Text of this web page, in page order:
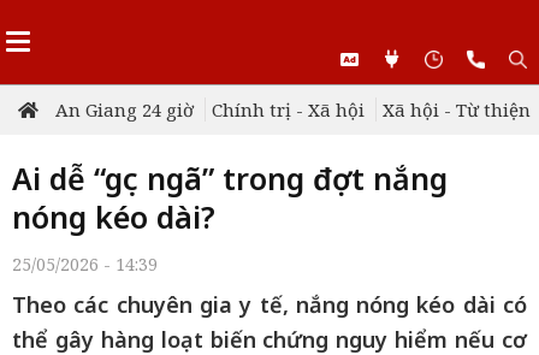
An Giang 24 giờ Chính trị - Xã hội Xã hội - Từ thiện
Ai dễ “gục ngã” trong đợt nắng
nóng kéo dài?
25/05/2026 - 14:39
Theo các chuyên gia y tế, nắng nóng kéo dài có
thể gây hàng loạt biến chứng nguy hiểm nếu cơ